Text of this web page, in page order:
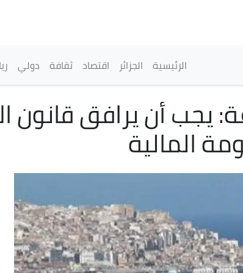
القائمة الرئيسية
الرئيسية الجزائر اقتصاد ثقافة دولي
يجب أن يرافق قانون
المالية